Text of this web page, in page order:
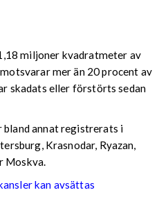
miljoner kvadratmeter av
mer än 20 procent av
skadats eller förstörts sedan
annat registrerats i
Krasnodar, Ryazan,
Moskva.
kan avsättas